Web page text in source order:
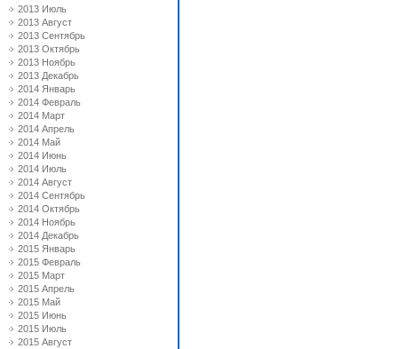
2013 Июль
2013 Август
2013 Сентябрь
2013 Октябрь
2013 Ноябрь
2013 Декабрь
2014 Январь
2014 Февраль
2014 Март
2014 Апрель
2014 Май
2014 Июнь
2014 Июль
2014 Август
2014 Сентябрь
2014 Октябрь
2014 Ноябрь
2014 Декабрь
2015 Январь
2015 Февраль
2015 Март
2015 Апрель
2015 Май
2015 Июнь
2015 Июль
2015 Август